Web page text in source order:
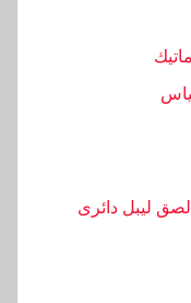
ليبل دائرى